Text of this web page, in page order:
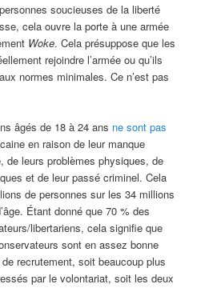
soucieuses de la liberté
cela ouvre la porte à une armée
Woke. Cela présuppose que les
rejoindre l’armée ou qu’ils
normes minimales. Ce n’est pas
âgés de 18 à 24 ans ne sont pas
en raison de leur manque
de leurs problèmes physiques, de
et de leur passé criminel. Cela
de personnes sur les 34 millions
Étant donné que 70 % des
libertariens, cela signifie que
sont en assez bonne
recrutement, soit beaucoup plus
par le volontariat, soit les deux